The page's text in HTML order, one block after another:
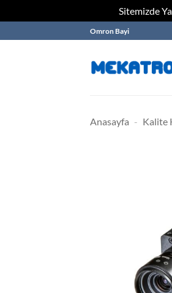
Sitemizde
to
Omron Bayi
Anasayfa - Kalite